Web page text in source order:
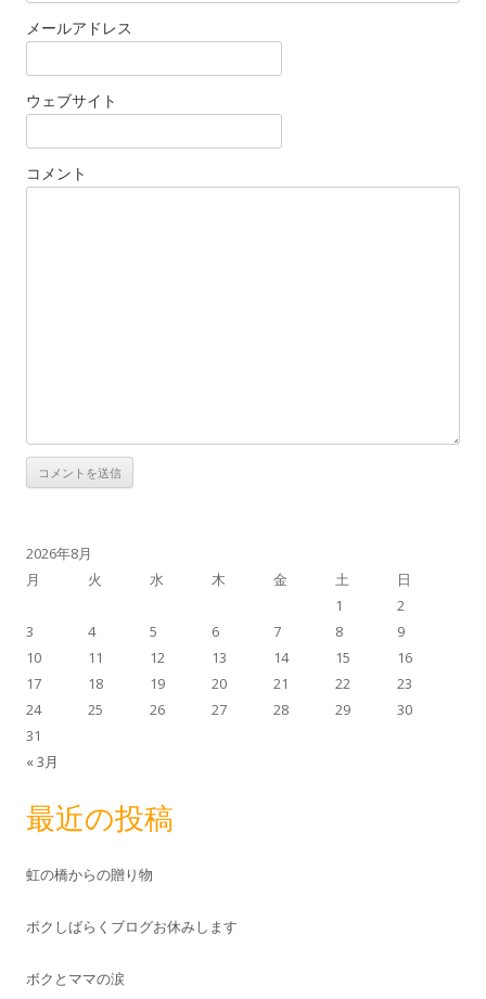
メールアドレス
ウェブサイト
コメント
2026年8月
月
火 水 木 金 土 日
« 3月
1
2
3
4 5 6 7 8
9
10
11 12 13 14 15
16
17
18 19 20 21 22
23
24
25 26 27 28 29
30
31
最近の投稿
虹の橋からの贈り物
ボクしばらくブログお休みします
ボクとママの涙